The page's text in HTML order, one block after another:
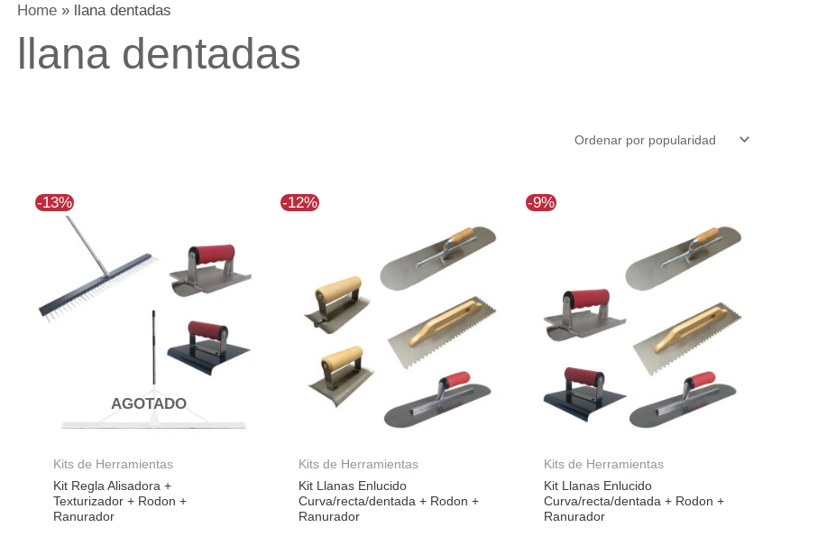
Home» llana dentadas
llana dentadas
-13%
AGOTADO
Kits de Herramientas
Kit Regla Alisadora +
Texturizador + Rodon +
Ranurador
$351.764.
$306.413.
-12%
Kits de Herramientas
Kit Llanas Enlucido
Curva/recta/dentada + Rodon +
Ranurador
$116.430.
es:
$102.959.
-9%
Kits de Herramientas
Kit Llanas Enlucido
Curva/recta/dentada + Rodon +
Ranurador
$175.263.
es:
$159.329.